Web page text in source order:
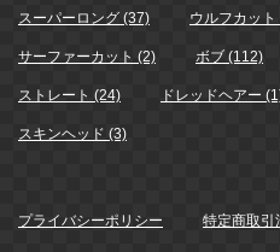
スーパーロング (37) ウルフカット
サーファーカット (2) ボブ (112)
ストレート (24) ドレッドヘアー
スキンヘッド (3)
プライバシーポリシー 特定商取引